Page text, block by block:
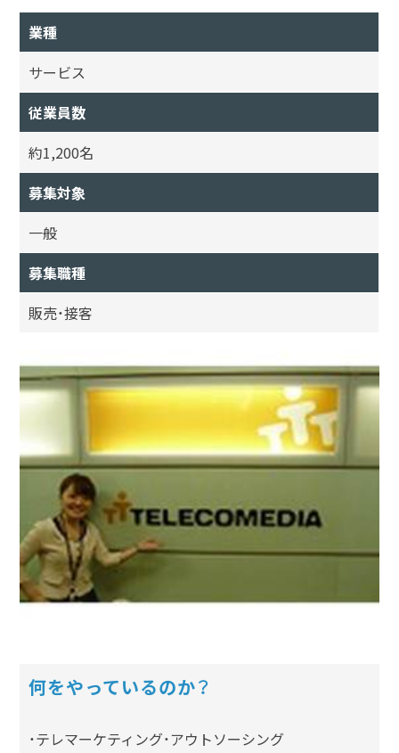
業種
サービス
従業員数
約1,200名
募集対象
一般
募集職種
販売・接客
何をやっているのか？
・テレマーケティング・アウトソーシング